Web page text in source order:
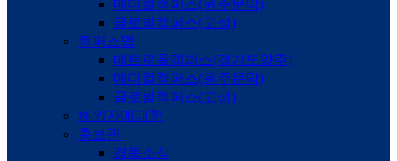
메디컬캠퍼스(원주문막)
글로벌캠퍼스(고성)
캠퍼스맵
메트로폴캠퍼스(경기도양주)
메디컬캠퍼스(원주문막)
글로벌캠퍼스(고성)
해외자매대학
홍보관
경동소식